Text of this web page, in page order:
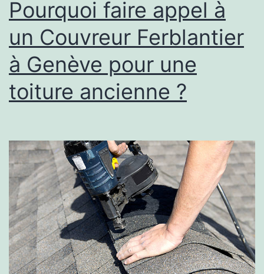
Pourquoi faire appel à
un Couvreur Ferblantier
à Genève pour une
toiture ancienne ?